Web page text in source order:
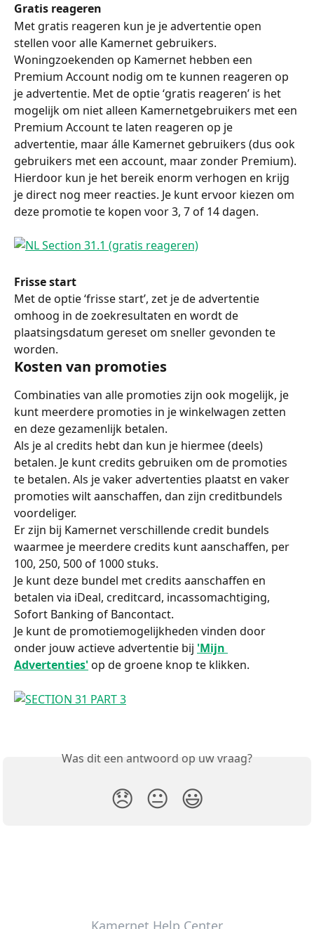
Gratis reageren
Met gratis reageren kun je je advertentie open
stellen voor alle Kamernet gebruikers.
Woningzoekenden op Kamernet hebben een
Premium Account nodig om te kunnen reageren op
je advertentie. Met de optie ‘gratis reageren’ is het
mogelijk om niet alleen Kamernetgebruikers met een
Premium Account te laten reageren op je
advertentie, maar álle Kamernet gebruikers (dus ook
gebruikers met een account, maar zonder Premium).
Hierdoor kun je het bereik enorm verhogen en krijg
je direct nog meer reacties. Je kunt ervoor kiezen om
deze promotie te kopen voor 3, 7 of 14 dagen.
Frisse start
Met de optie ‘frisse start’, zet je de advertentie
omhoog in de zoekresultaten en wordt de
plaatsingsdatum gereset om sneller gevonden te
worden.
Kosten van promoties
Combinaties van alle promoties zijn ook mogelijk, je
kunt meerdere promoties in je winkelwagen zetten
en deze gezamenlijk betalen.
Als je al credits hebt dan kun je hiermee (deels)
betalen. Je kunt credits gebruiken om de promoties
te betalen. Als je vaker advertenties plaatst en vaker
promoties wilt aanschaffen, dan zijn creditbundels
voordeliger.
Er zijn bij Kamernet verschillende credit bundels
waarmee je meerdere credits kunt aanschaffen, per
100, 250, 500 of 1000 stuks.
Je kunt deze bundel met credits aanschaffen en
betalen via iDeal, creditcard, incassomachtiging,
Sofort Banking of Bancontact.
Je kunt de promotiemogelijkheden vinden door
onder jouw actieve advertentie bij 'Mijn
Advertenties' op de groene knop te klikken.
Was dit een antwoord op uw vraag?
😞 😐 😃